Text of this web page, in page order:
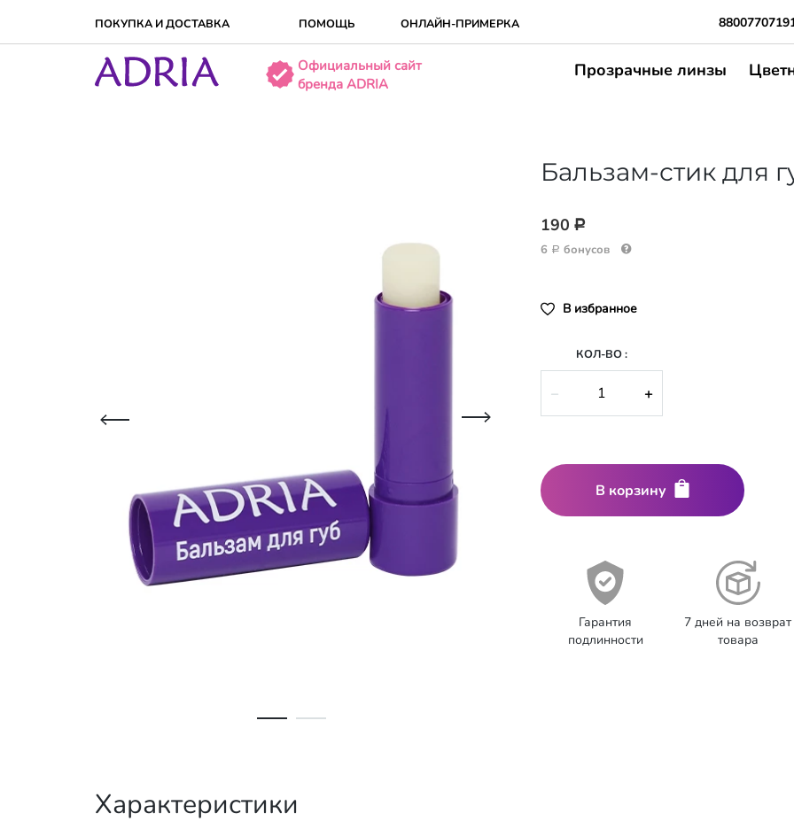
ПОКУПКА И ДОСТАВКA ПОМОЩЬ ОНЛАЙН-ПРИМЕРКА
Официальный сайт
бренда ADRIA
Прозрачные линзы
Бальзам-стик для
190 Р
6 Р бонусов
В избранное
КОЛ-ВО :
− +
В корзину
Гарантия
подлинности
7 дней на возврат
товара
Характеристики